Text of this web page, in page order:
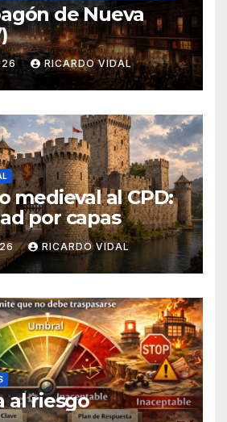
de Nueva
RICARDO VIDAL
medieval al CPD:
por capas
RICARDO VIDAL
al riesgo